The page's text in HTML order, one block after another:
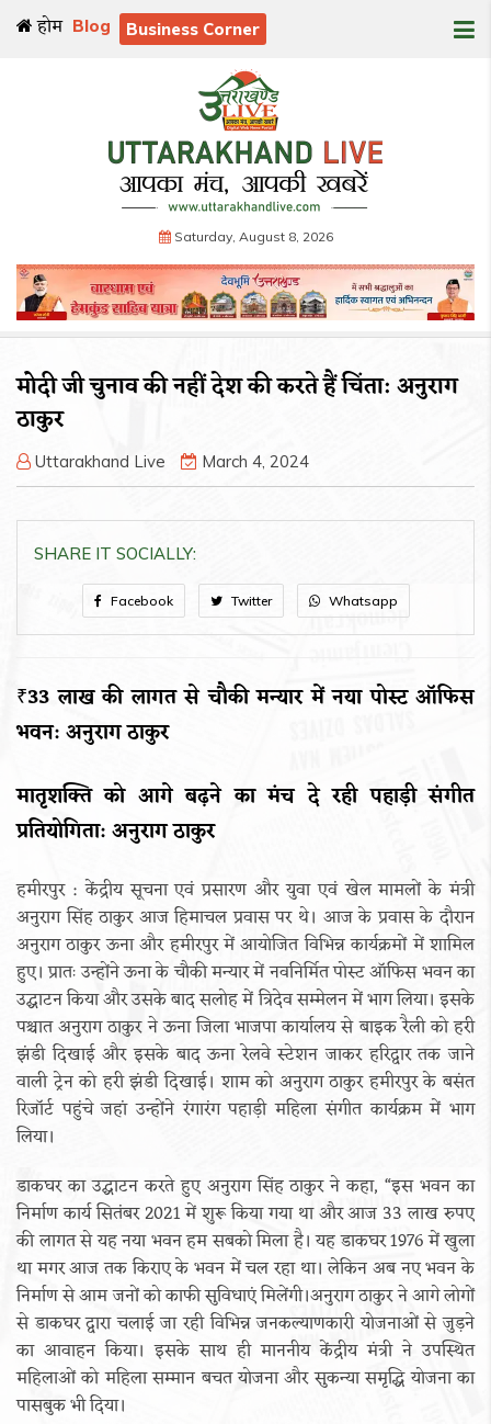
होम Blog Business Corner
Saturday, August 8, 2026
मोदी जी चुनाव की नहीं देश की करते हैं चिंता: अनुराग
ठाकुर
Uttarakhand Live March 4, 2024
SHARE IT SOCIALLY:
Facebook Twitter Whatsapp
₹33 लाख की लागत से चौकी मन्यार में नया पोस्ट ऑफिस
भवन: अनुराग ठाकुर
मातृशक्ति को आगे बढ़ने का मंच दे रही पहाड़ी संगीत
प्रतियोगिता: अनुराग ठाकुर
हमीरपुर : केंद्रीय सूचना एवं प्रसारण और युवा एवं खेल मामलों के मंत्री
अनुराग सिंह ठाकुर आज हिमाचल प्रवास पर थे। आज के प्रवास के दौरान
अनुराग ठाकुर ऊना और हमीरपुर में आयोजित विभिन्न कार्यक्रमों में शामिल
हुए। प्रातः उन्होंने ऊना के चौकी मन्यार में नवनिर्मित पोस्ट ऑफिस भवन का
उद्घाटन किया और उसके बाद सलोह में त्रिदेव सम्मेलन में भाग लिया। इसके
पश्चात अनुराग ठाकुर ने ऊना जिला भाजपा कार्यालय से बाइक रैली को हरी
झंडी दिखाई और इसके बाद ऊना रेलवे स्टेशन जाकर हरिद्वार तक जाने
वाली ट्रेन को हरी झंडी दिखाई। शाम को अनुराग ठाकुर हमीरपुर के बसंत
रिजॉर्ट पहुंचे जहां उन्होंने रंगारंग पहाड़ी महिला संगीत कार्यक्रम में भाग
लिया।
डाकघर का उद्घाटन करते हुए अनुराग सिंह ठाकुर ने कहा, “इस भवन का
निर्माण कार्य सितंबर 2021 में शुरू किया गया था और आज 33 लाख रुपए
की लागत से यह नया भवन हम सबको मिला है। यह डाकघर 1976 में खुला
था मगर आज तक किराए के भवन में चल रहा था। लेकिन अब नए भवन के
निर्माण से आम जनों को काफी सुविधाएं मिलेंगी।अनुराग ठाकुर ने आगे लोगों
से डाकघर द्वारा चलाई जा रही विभिन्न जनकल्याणकारी योजनाओं से जुड़ने
का आवाहन किया। इसके साथ ही माननीय केंद्रीय मंत्री ने उपस्थित
महिलाओं को महिला सम्मान बचत योजना और सुकन्या समृद्धि योजना का
पासबुक भी दिया।